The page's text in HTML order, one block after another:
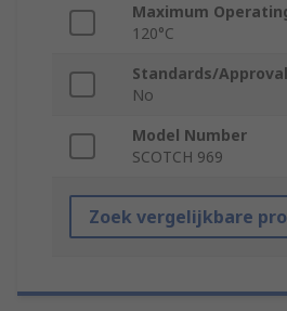
Maximum
120°C
Standards/
No
Model Number
SCOTCH 969
Zoek vergelijkbare